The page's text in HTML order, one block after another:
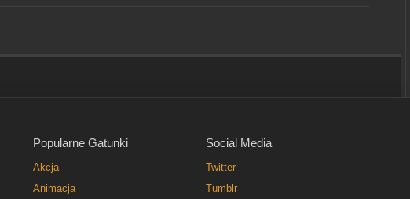
Popularne Gatunki
Akcja
Animacja
Social Media
Twitter
Tumblr